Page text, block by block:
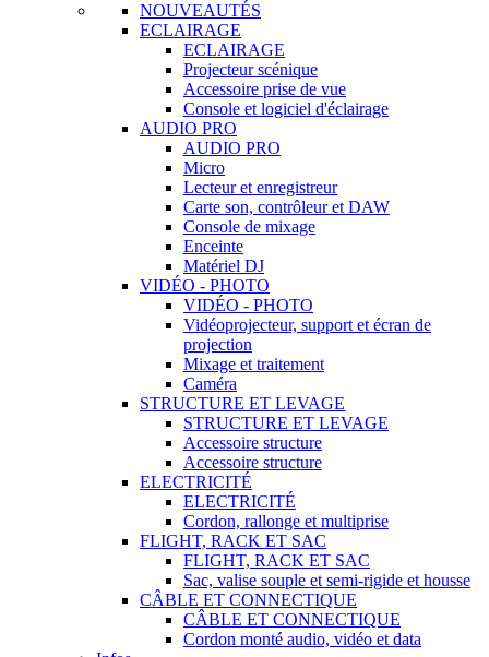
NOUVEAUTÉS
ECLAIRAGE
ECLAIRAGE
Projecteur scénique
Accessoire prise de vue
Console et logiciel d'éclairage
AUDIO PRO
AUDIO PRO
Micro
Lecteur et enregistreur
Carte son, contrôleur et DAW
Console de mixage
Enceinte
Matériel DJ
VIDÉO - PHOTO
VIDÉO - PHOTO
Vidéoprojecteur, support et écran de
projection
Mixage et traitement
Caméra
STRUCTURE ET LEVAGE
STRUCTURE ET LEVAGE
Accessoire structure
Accessoire structure
ELECTRICITÉ
ELECTRICITÉ
Cordon, rallonge et multiprise
FLIGHT, RACK ET SAC
FLIGHT, RACK ET SAC
Sac, valise souple et semi-rigide et housse
CÂBLE ET CONNECTIQUE
CÂBLE ET CONNECTIQUE
Cordon monté audio, vidéo et data